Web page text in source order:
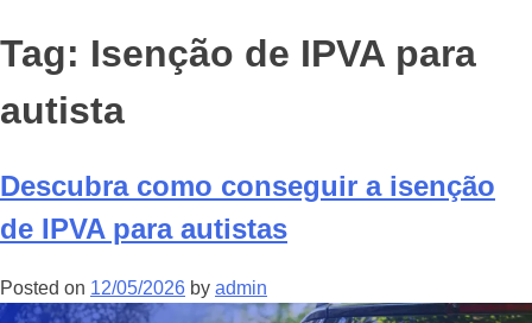
Tag: Isenção de IPVA para
autista
Descubra como conseguir a isenção
de IPVA para autistas
Posted on 12/05/2026 by admin